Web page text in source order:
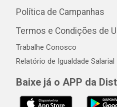
Política de Campanhas
Termos e Condições de
Trabalhe Conosco
Relatório de Igualdade Salarial
Baixe já o APP da